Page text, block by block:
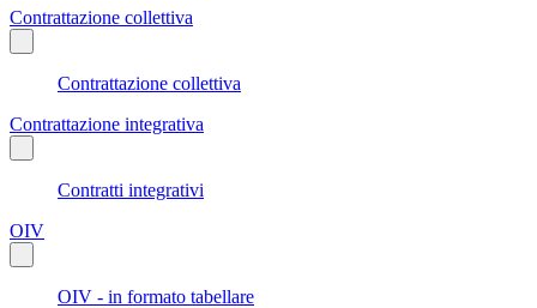
Contrattazione collettiva
Contrattazione collettiva
Contrattazione integrativa
Contratti integrativi
OIV
OIV - in formato tabellare